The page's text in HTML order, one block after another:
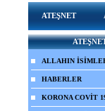
ATEŞNET
ALLAHIN
HABERLER
KORONA COVİT